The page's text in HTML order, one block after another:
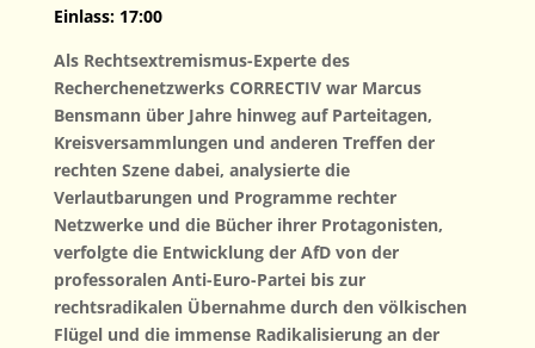
Einlass: 17:00
Als Rechtsextremismus-Experte des
Recherchenetzwerks CORRECTIV war Marcus
Bensmann über Jahre hinweg auf Parteitagen,
Kreisversammlungen und anderen Treffen der
rechten Szene dabei, analysierte die
Verlautbarungen und Programme rechter
Netzwerke und die Bücher ihrer Protagonisten,
verfolgte die Entwicklung der AfD von der
professoralen Anti-Euro-Partei bis zur
rechtsradikalen Übernahme durch den völkischen
Flügel und die immense Radikalisierung an der